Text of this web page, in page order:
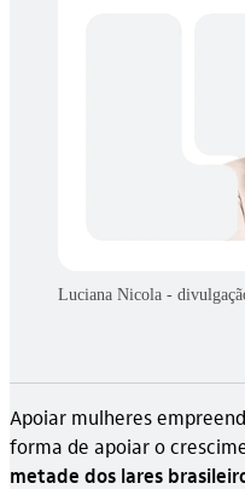
Luciana Nicola -
Apoiar mulheres
forma de apoiar o
metade dos lares